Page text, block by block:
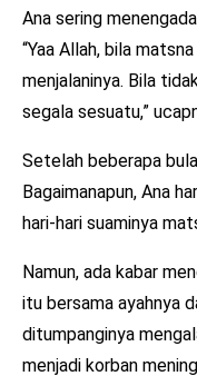
Ana sering
“Yaa Allah, bila
menjalaninya. Bila
segala sesuatu,”
Setelah beberapa
Bagaimanapun, Ana
hari-hari suaminya
Namun, ada kabar
itu bersama ayahnya
ditumpanginya
menjadi korban